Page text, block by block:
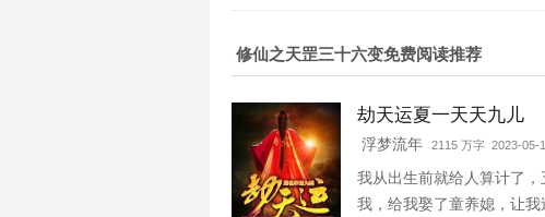
修仙之天罡三十六变免费阅读推荐
劫天运夏一天天九儿
浮梦流年 2115 万字 2023-05-
我从出生前就给人算计了
我，给我娶了童养媳，让